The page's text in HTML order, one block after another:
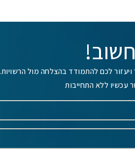
חשוב!
ויעזור לכם להתמודד בהצלחה מול הרשויות.
עכשיו ללא התחייבות